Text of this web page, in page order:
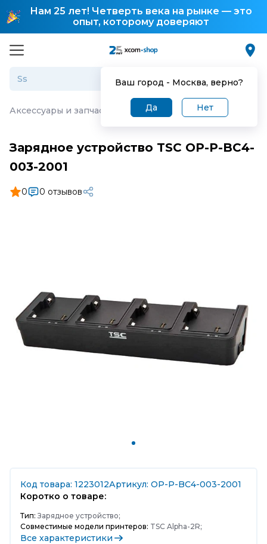
Нам 25 лет! Четверть века на рынке — это
опыт, которому доверяют
Ваш город - Москва, верно?
Да Нет
Аксессуары и запчасти для торгового оборудования
Зарядное устройство TSC OP-P-BC4-
003-2001
0 0 отзывов
Код товара: 1223012Артикул: OP-P-BC4-003-2001
Коротко о товаре:
Тип: Зарядное устройство;
Совместимые модели принтеров: TSC Alpha-2R;
Все характеристики